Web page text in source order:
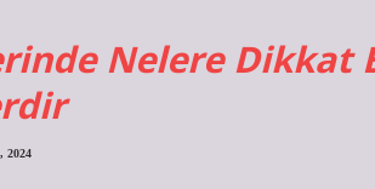
Nelere Dikkat
2024